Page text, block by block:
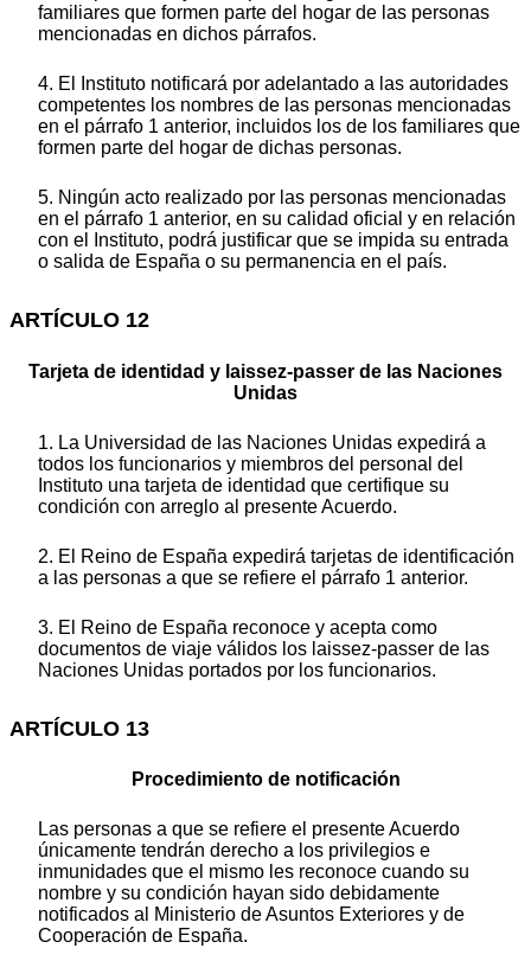
familiares que formen parte del hogar de las personas
mencionadas en dichos párrafos.
4. El Instituto notificará por adelantado a las autoridades
competentes los nombres de las personas mencionadas
en el párrafo 1 anterior, incluidos los de los familiares que
formen parte del hogar de dichas personas.
5. Ningún acto realizado por las personas mencionadas
en el párrafo 1 anterior, en su calidad oficial y en relación
con el Instituto, podrá justificar que se impida su entrada
o salida de España o su permanencia en el país.
ARTÍCULO 12
Tarjeta de identidad y laissez-passer de las Naciones
Unidas
1. La Universidad de las Naciones Unidas expedirá a
todos los funcionarios y miembros del personal del
Instituto una tarjeta de identidad que certifique su
condición con arreglo al presente Acuerdo.
2. El Reino de España expedirá tarjetas de identificación
a las personas a que se refiere el párrafo 1 anterior.
3. El Reino de España reconoce y acepta como
documentos de viaje válidos los laissez-passer de las
Naciones Unidas portados por los funcionarios.
ARTÍCULO 13
Procedimiento de notificación
Las personas a que se refiere el presente Acuerdo
únicamente tendrán derecho a los privilegios e
inmunidades que el mismo les reconoce cuando su
nombre y su condición hayan sido debidamente
notificados al Ministerio de Asuntos Exteriores y de
Cooperación de España.